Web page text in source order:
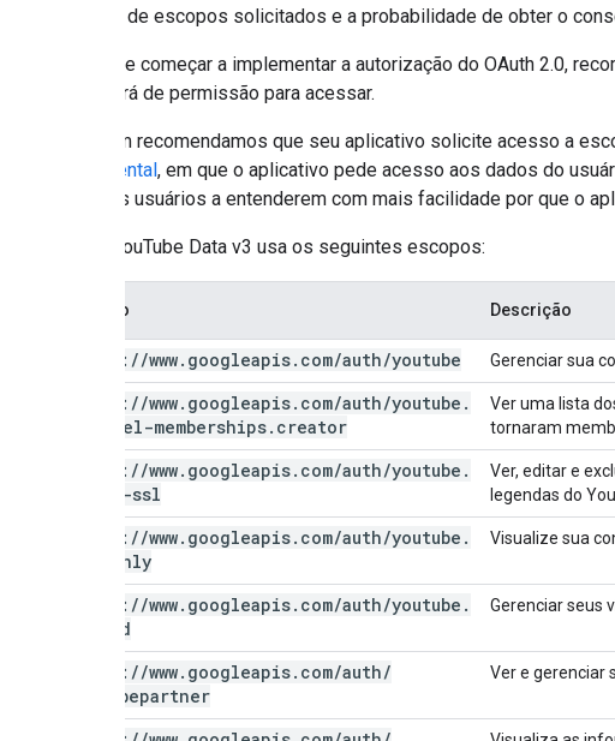
número de escopos solicitados e a probabilidade de obter o
Antes de começar a implementar a autorização do OAuth 2.0,
precisará de permissão para acessar.
Também recomendamos que seu aplicativo solicite acesso a
incremental, em que o aplicativo pede acesso aos dados do
ajuda os usuários a entenderem com mais facilidade por que o
A API YouTube Data v3 usa os seguintes escopos:
Escopo Descrição
https: //www. googleapis. com/auth/youtube Gerenciar sua
https: //www. googleapis. com/auth/youtube .
channel-memberships. creator
Ver uma lista
tornaram
https: //www. googleapis. com/auth/youtube .
force-ssl
Ver, editar e
legendas do
https: //www. googleapis. com/auth/youtube .
readonly
Visualize sua
https: //www. googleapis. com/auth/youtube .
upload
Gerenciar seus
https: //www. googleapis. com/auth/
youtubepartner
Ver e gerenciar